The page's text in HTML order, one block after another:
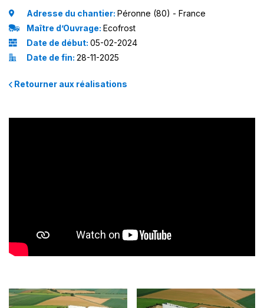
Adresse du chantier: Péronne (80) - France
Maître d’Ouvrage: Ecofrost
Date de début: 05-02-2024
Date de fin: 28-11-2025
Retourner aux réalisations